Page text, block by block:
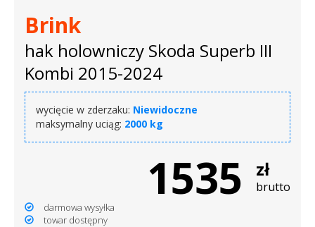
Brink
hak holowniczy Skoda Superb III
Kombi 2015-2024
wycięcie w zderzaku: Niewidoczne
maksymalny uciąg: 2000 kg
1535 zł
brutto
darmowa wysyłka
towar dostępny